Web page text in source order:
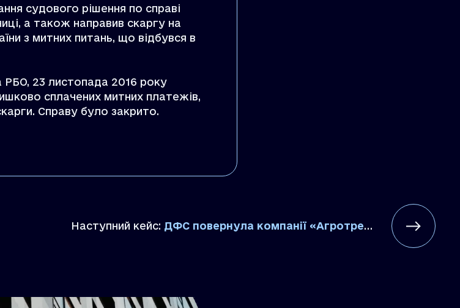
судового рішення по справі
а також направив скаргу на
з митних питань, що відбувся в
РБО, 23 листопада 2016 року
сплачених митних платежів,
Справу було закрито.
Наступний кейс: ДФС повернула компанії «Агротрейд-2000» ПДВ на суму понад 14 млн. грн.